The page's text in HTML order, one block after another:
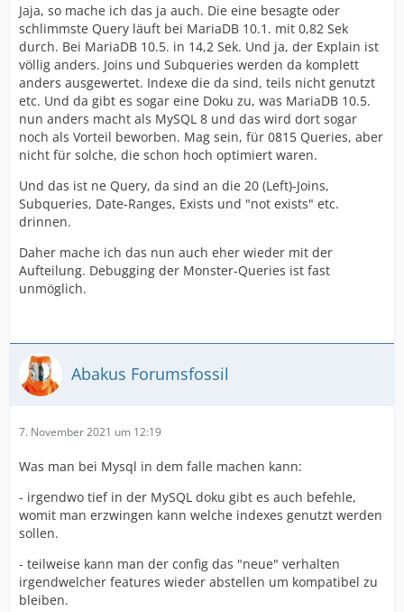
Jaja, so mache ich das ja auch. Die eine besagte oder
schlimmste Query läuft bei MariaDB 10.1. mit 0,82 Sek
durch. Bei MariaDB 10.5. in 14,2 Sek. Und ja, der Explain ist
völlig anders. Joins und Subqueries werden da komplett
anders ausgewertet. Indexe die da sind, teils nicht genutzt
etc. Und da gibt es sogar eine Doku zu, was MariaDB 10.5.
nun anders macht als MySQL 8 und das wird dort sogar
noch als Vorteil beworben. Mag sein, für 0815 Queries, aber
nicht für solche, die schon hoch optimiert waren.
Und das ist ne Query, da sind an die 20 (Left)-Joins,
Subqueries, Date-Ranges, Exists und "not exists" etc.
drinnen.
Daher mache ich das nun auch eher wieder mit der
Aufteilung. Debugging der Monster-Queries ist fast
unmöglich.
Abakus Forumsfossil
7. November 2021 um 12:19
Was man bei Mysql in dem falle machen kann:
- irgendwo tief in der MySQL doku gibt es auch befehle,
womit man erzwingen kann welche indexes genutzt werden
sollen.
- teilweise kann man der config das "neue" verhalten
irgendwelcher features wieder abstellen um kompatibel zu
bleiben.